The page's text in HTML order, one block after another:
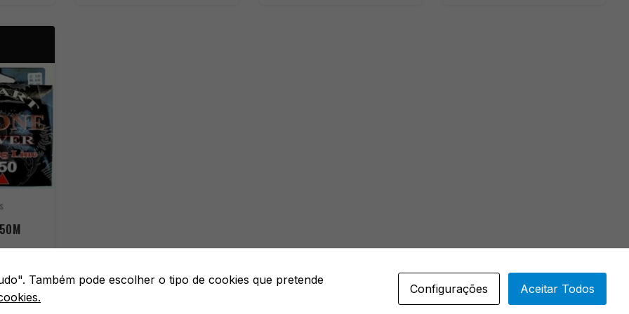
Também pode escolher o tipo de cookies que pretende
Configurações Aceitar Todos